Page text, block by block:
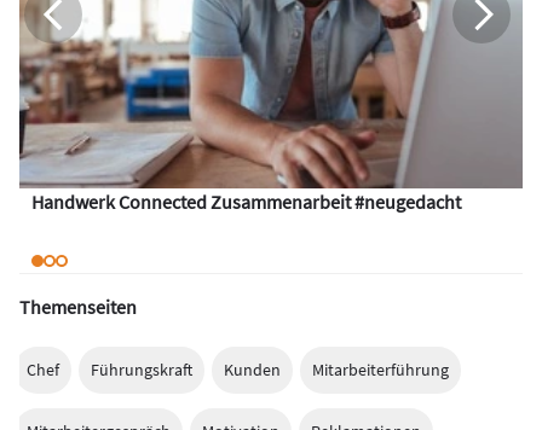
Handwerk Connected Zusammenarbeit #neugedacht
Themenseiten
Chef Führungskraft Kunden Mitarbeiterführung